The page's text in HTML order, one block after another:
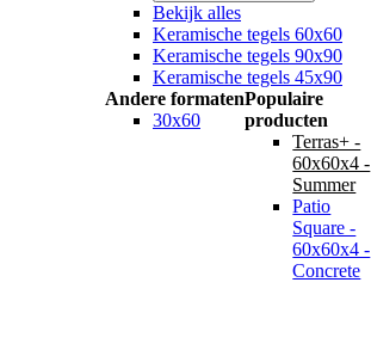
Bekijk alles
Keramische tegels 60x60
Keramische tegels 90x90
Keramische tegels 45x90
Andere formaten
30x60
Populaire
producten
Terras+ -
60x60x4 -
Summer
Patio
Square -
60x60x4 -
Concrete